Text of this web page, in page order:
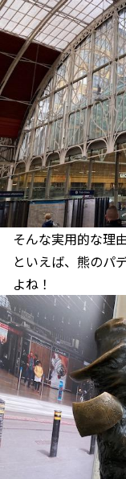
そんな実用的な理
といえば、熊のパ
よね！